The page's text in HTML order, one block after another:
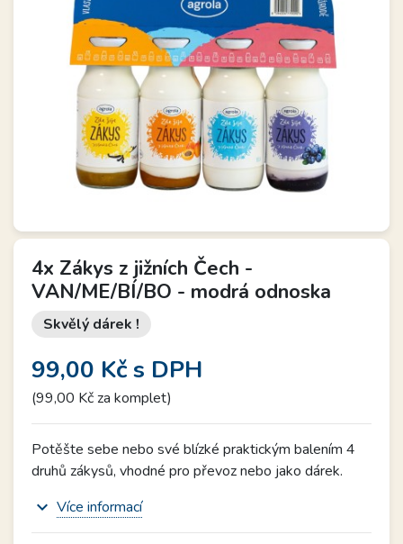
4x Zákys z jižních Čech -
VAN/ME/BÍ/BO - modrá odnoska
Skvělý dárek !
99,00 Kčs DPH
(99,00 Kč za komplet)
Potěšte sebe nebo své blízké praktickým balením 4
druhů zákysů, vhodné pro převoz nebo jako dárek.
expand_more Více informací